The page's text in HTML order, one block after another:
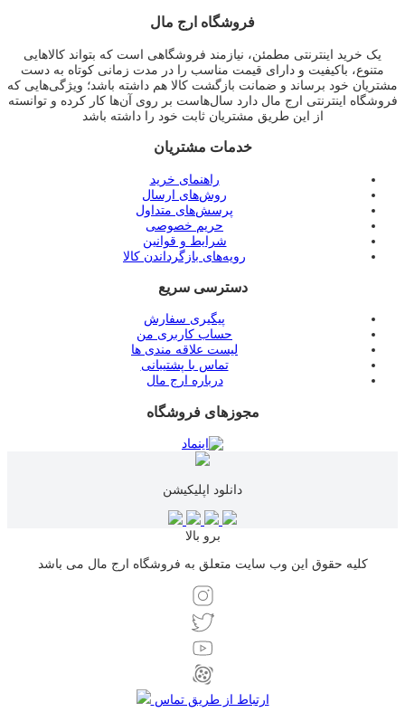
فروشگاه ارج مال
یک خرید اینترنتی مطمئن، نیازمند فروشگاهی است که بتواند کالاهایی
متنوع، باکیفیت و دارای قیمت مناسب را در مدت زمانی کوتاه به دست
مشتریان خود برساند و ضمانت بازگشت کالا هم داشته باشد؛ ویژگی‌هایی که
فروشگاه اینترنتی ارج مال دارد سال‌هاست بر روی آن‌ها کار کرده و توانسته
از این طریق مشتریان ثابت خود را داشته باشد
خدمات مشتریان
راهنمای خرید
روش‌های ارسال
پرسش‌های متداول
حریم خصوصی
شرایط و قوانین
رویه‌های بازگرداندن کالا
دسترسی سریع
پیگیری سفارش
حساب کاربری من
لیست علاقه مندی ها
تماس با پشتیبانی
درباره ارج مال
مجوزهای فروشگاه
دانلود اپلیکیشن
برو بالا
کلیه حقوق این وب سایت متعلق به فروشگاه ارج مال می باشد
ارتباط از طریق تماس